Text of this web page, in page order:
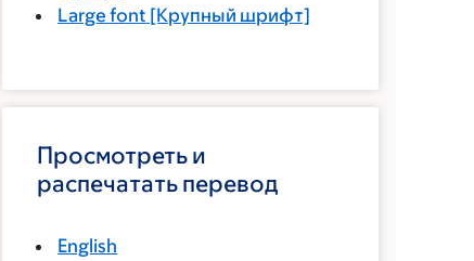
Large font [Крупный шрифт]
Просмотреть и
распечатать перевод
English